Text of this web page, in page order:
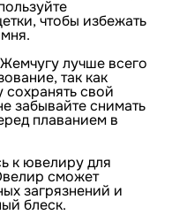
чтобы избежать
лучше всего
так как
сохранять свой
забывайте снимать
плаванием в
к ювелиру для
сможет
загрязнений и
блеск.